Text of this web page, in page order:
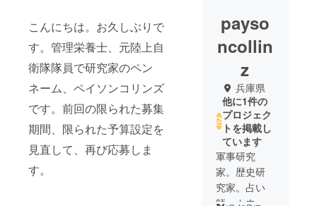
こんにちは。お久しぶりで
す。管理栄養士、元陸上自
衛隊隊員で研究家のペン
ネーム、ペイソンコリンズ
です。前回の限られた募集
期間、限られた予算設定を
見直して、再び応募しま
す。
payso
ncollin
z
兵庫県
他に1件の
プロジェク
トを掲載し
ています
軍事研究
家。歴史研
究家。占い
師。カウン